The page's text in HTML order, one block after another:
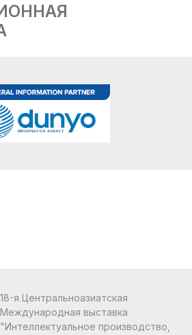
18-я Центральноазиатская
Международная выставка
"Интеллектуальное производство,